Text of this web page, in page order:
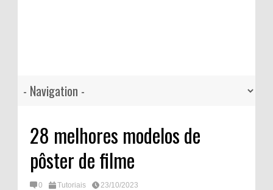
28 melhores modelos de
pôster de filme
0 Tutoriais 23/10/2023